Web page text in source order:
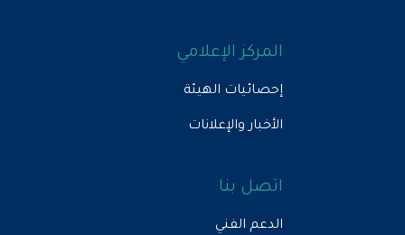
المركز الإعلامي
إحصائيات الهيئة
الأخبار والإعلانات
اتصل بنا
الدعم الفني